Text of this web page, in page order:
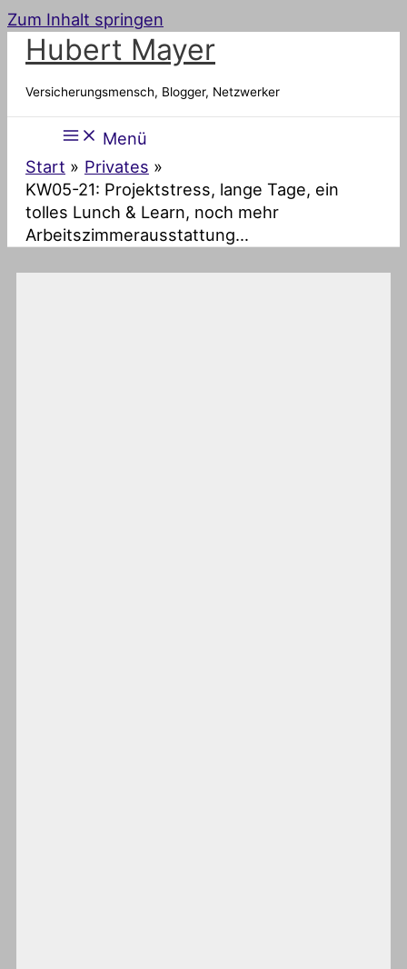
Zum Inhalt springen
Hubert Mayer
Versicherungsmensch, Blogger, Netzwerker
Menü
Start
Privates
KW05-21: Projektstress, lange Tage, ein
tolles Lunch & Learn, noch mehr
Arbeitszimmerausstattung…